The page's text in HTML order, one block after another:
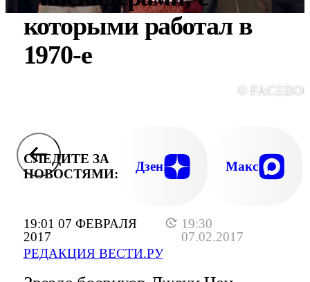
19:01 07 ФЕВРАЛЯ
2017
19:30
07.02.2017
РЕДАКЦИЯ ВЕСТИ.РУ
которыми работал в
1970-е
©
СЛЕДИТЕ ЗА
НОВОСТЯМИ:
Дзен Макс